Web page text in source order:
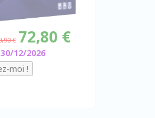
€ 72,80 €
12/2026